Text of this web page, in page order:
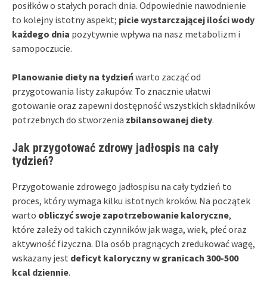
posiłków o stałych porach dnia. Odpowiednie nawodnienie
to kolejny istotny aspekt; picie wystarczającej ilości wody
każdego dnia pozytywnie wpływa na nasz metabolizm i
samopoczucie.
Planowanie diety na tydzieńwarto zacząć od
przygotowania listy zakupów. To znacznie ułatwi
gotowanie oraz zapewni dostępność wszystkich składników
potrzebnych do stworzenia zbilansowanej diety.
Jak przygotować zdrowy jadłospis na cały
tydzień?
Przygotowanie zdrowego jadłospisu na cały tydzień to
proces, który wymaga kilku istotnych kroków. Na początek
warto obliczyć swoje zapotrzebowanie kaloryczne,
które zależy od takich czynników jak waga, wiek, płeć oraz
aktywność fizyczna. Dla osób pragnących zredukować wagę,
wskazany jest deficyt kaloryczny w granicach 300-500
kcal dziennie.